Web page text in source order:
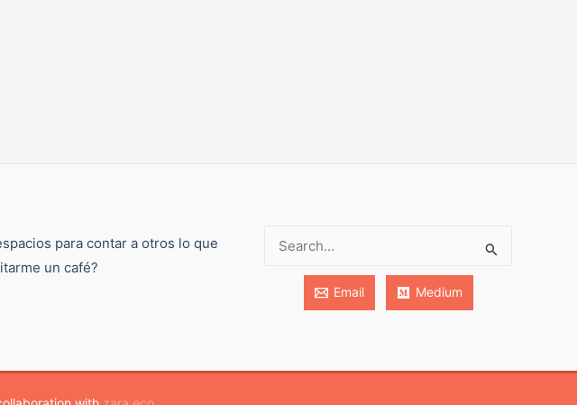
para contar a otros lo que
un café?
Buscar:
Email Medium